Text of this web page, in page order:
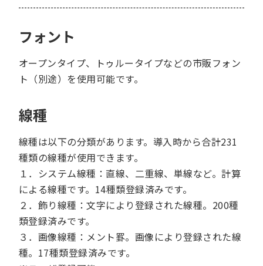
フォント
オープンタイプ、トゥルータイプなどの市販フォン
ト（別途）を使用可能です。
線種
線種は以下の分類があります。導入時から合計231
種類の線種が使用できます。
１．システム線種：直線、二重線、単線など。計算
による線種です。14種類登録済みです。
２．飾り線種：文字により登録された線種。200種
類登録済みです。
３．画像線種：メント罫。画像により登録された線
種。17種類登録済みです。